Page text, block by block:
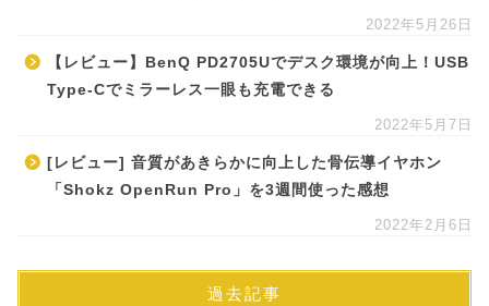
2022年5月26日
【レビュー】BenQ PD2705Uでデスク環境が向上！USB
Type-Cでミラーレス一眼も充電できる
2022年5月7日
[レビュー] 音質があきらかに向上した骨伝導イヤホン
「Shokz OpenRun Pro」を3週間使った感想
2022年2月6日
過去記事